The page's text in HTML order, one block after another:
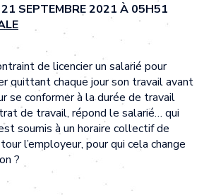
21 SEPTEMBRE 2021 À 05H51
de licencier un salarié pour
quittant chaque jour son travail avant
se conformer à la durée de travail
de travail, répond le salarié… qui
soumis à un horaire collectif de
l’employeur, pour qui cela change
?